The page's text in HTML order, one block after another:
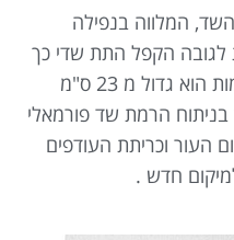
המלווה בנפילה
הקפל התת שדי כך
שהמרחק מבסיס הצוואר לפטמות הוא גדול מ 23 ס"מ
בניתוח הרמת שד פורמאלי
העור וכריתת העודפים
חדש .